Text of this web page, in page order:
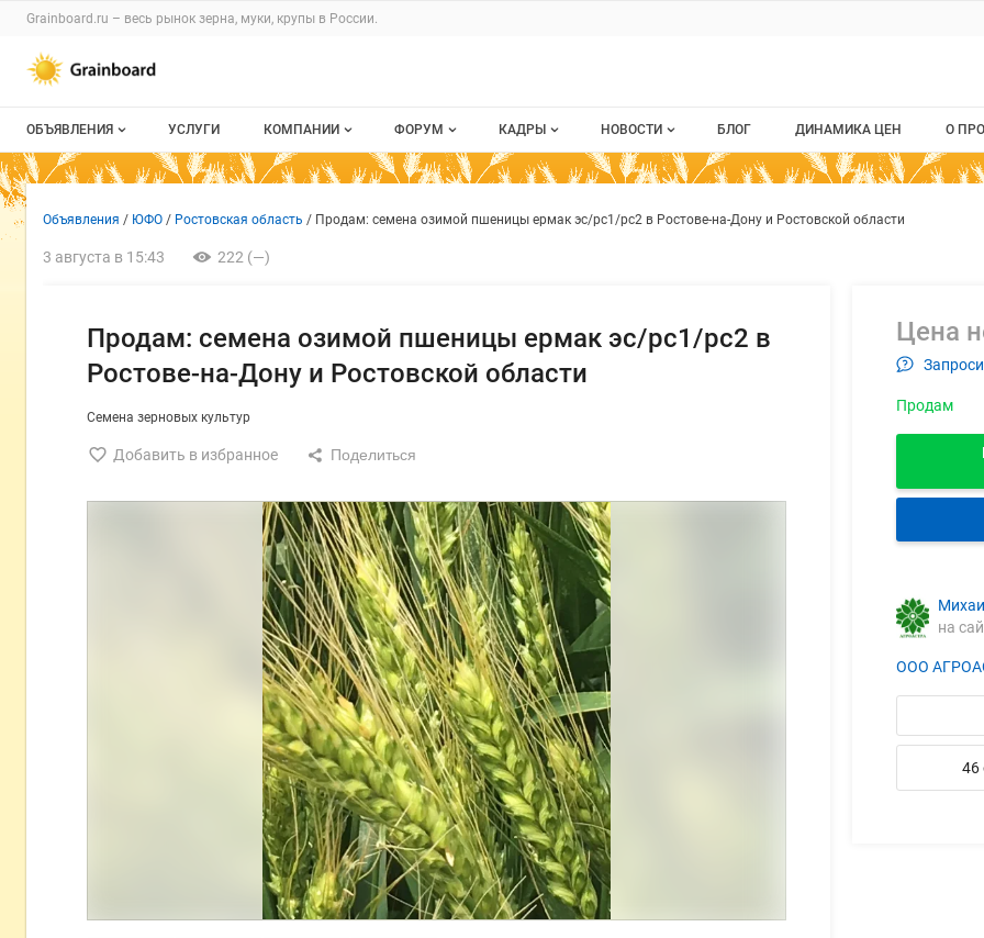
Раздел навигации по сайту grainboard.ru
Grainboard.ru – весь рынок зерна, муки, крупы в России.
Авторизация и меню пользователя
Навигация по разделам сайта grainboard.ru
ОБЪЯВЛЕНИЯ
Все объявления
Мои объявления
УСЛУГИ КОМПАНИИ
О каталоге компаний
Каталог компаний
ФОРУМ
Все темы
Избранные
КАДРЫ
Все вакансии
Все резюме
НОВОСТИ
Новости рынка
БЛОГ ДИНАМИКА ЦЕН О
О
Объявление: Продам: семена озимой пшеницы ермак эс/
Информация о объявлении
Навигация и управление объявлением
Объявления ЮФО Ростовская область Продам: семена озимой пшеницы ермак эс/рс1/рс2 в Ростове-на-Дону и Ростовской области
3 августа в 15:43 222 (—)
Продам: семена озимой пшеницы ермак эс/рс1/рс2 в
Ростове-на-Дону и Ростовской области
Семена зерновых культур
Добавить в избранное
Цена
Продам
на
ООО
46